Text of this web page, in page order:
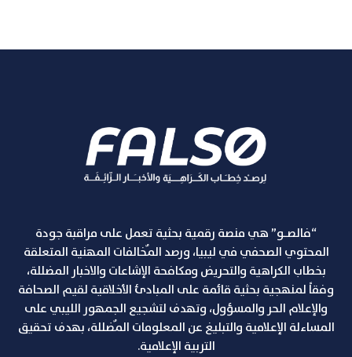
“فالصـو” هي منصة رقمية بحثية تعمل على مراقبة جودة
المحتوي الصحفي في ليبيا، ورصد المٌخالفات المهنية المتعلقة
بخطاب الكراهية والتحريض ومكافحة الإشاعات والاخبار المضللة،
وفقاً لمنهجية بحثية قائمة على المبادئ الأخلاقية لقيم الصحافة
والإعلام الحر والمسؤول، وتهدف لتشجيع الجمهور الليبي على
المساءلة الإعلامية والتبليغ عن المعلومات المٌضللة، بهدف تحقيق
التربية الإعلامية.